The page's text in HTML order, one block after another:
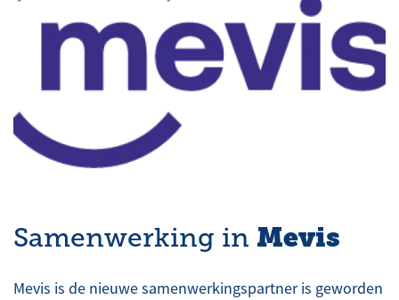
Samenwerking in Mevis
Mevis is de nieuwe samenwerkingspartner is geworden